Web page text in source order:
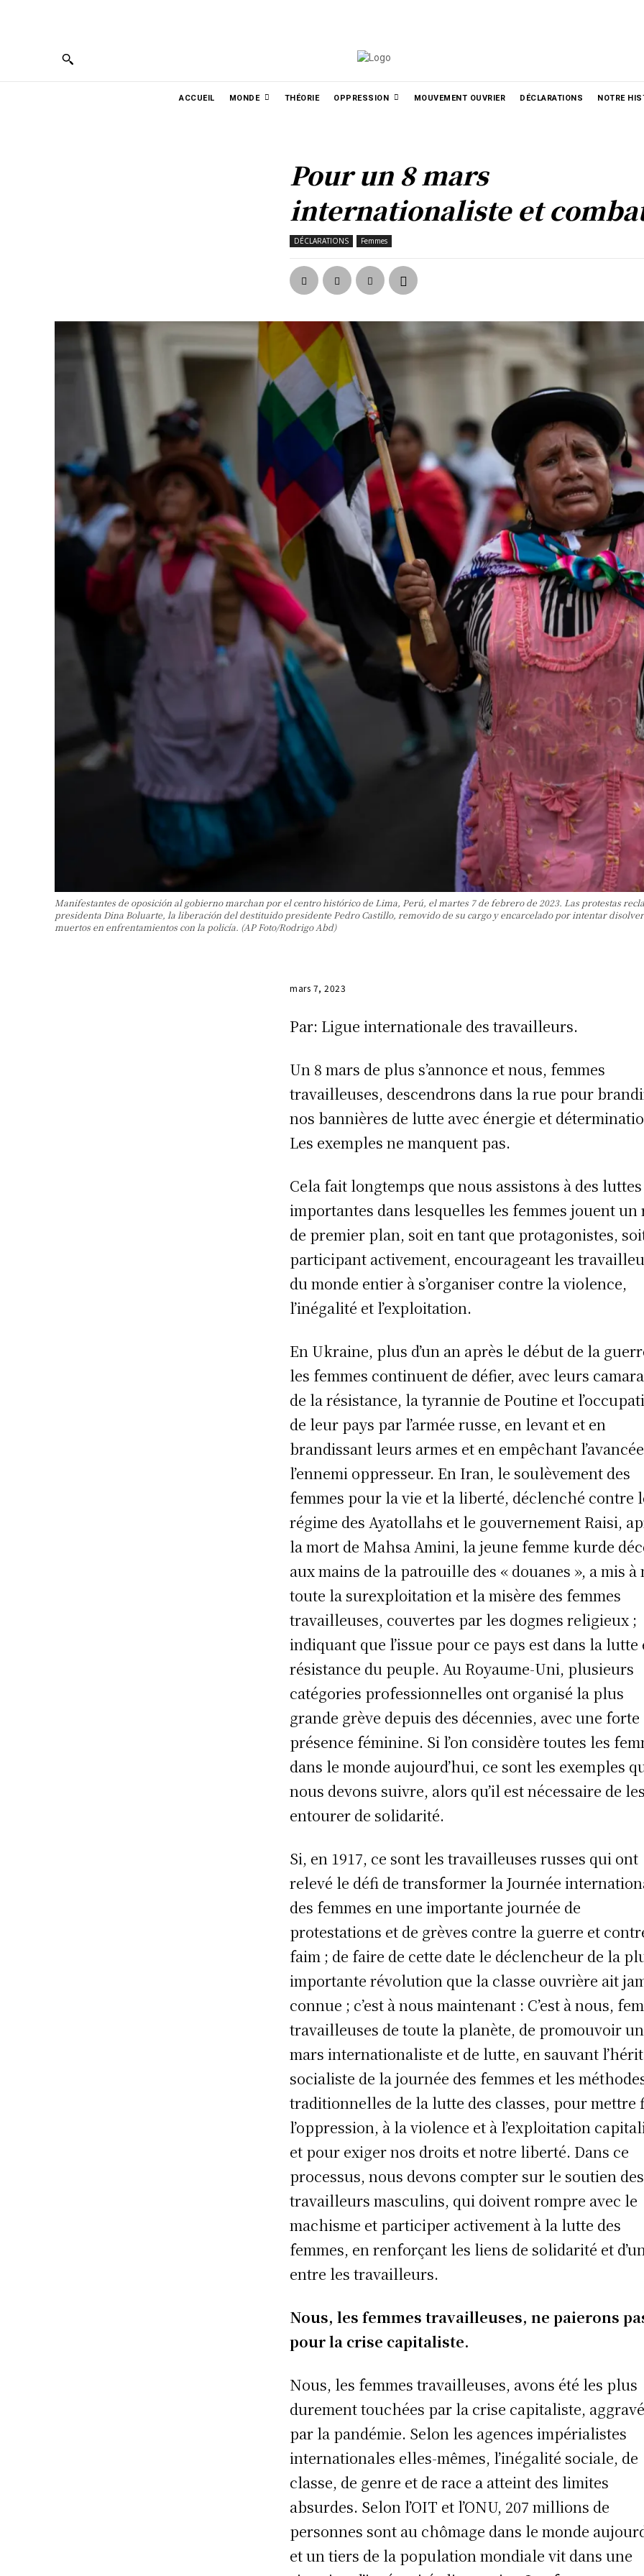
ACCUEIL MONDE THÉORIE OPPRESSION MOUVEMENT OUVRIER DÉCLARATIONS NOTRE
Pour un 8 mars
internationaliste et
DÉCLARATIONS Femmes
Manifestantes de oposición al gobierno marchan por el centro histórico de Lima, Perú, el martes 7 de febrero de 2023. Las protestas
presidenta Dina Boluarte, la liberación del destituido presidente Pedro Castillo, removido de su cargo y encarcelado por intentar
muertos en enfrentamientos con la policía. (AP Foto/Rodrigo Abd)
mars 7, 2023
Par: Ligue internationale des travailleurs.
Un 8 mars de plus s’annonce et nous, femmes
travailleuses, descendrons dans la rue pour
nos bannières de lutte avec énergie et
Les exemples ne manquent pas.
Cela fait longtemps que nous assistons à des luttes
importantes dans lesquelles les femmes jouent un
de premier plan, soit en tant que protagonistes,
participant activement, encourageant les
du monde entier à s’organiser contre la violence,
l’inégalité et l’exploitation.
En Ukraine, plus d’un an après le début de la
les femmes continuent de défier, avec leurs
de la résistance, la tyrannie de Poutine et
de leur pays par l’armée russe, en levant et en
brandissant leurs armes et en empêchant
l’ennemi oppresseur. En Iran, le soulèvement des
femmes pour la vie et la liberté, déclenché contre
régime des Ayatollahs et le gouvernement Raisi,
la mort de Mahsa Amini, la jeune femme kurde
aux mains de la patrouille des « douanes », a mis à
toute la surexploitation et la misère des femmes
travailleuses, couvertes par les dogmes religieux ;
indiquant que l’issue pour ce pays est dans la lutte
résistance du peuple. Au Royaume-Uni, plusieurs
catégories professionnelles ont organisé la plus
grande grève depuis des décennies, avec une forte
présence féminine. Si l’on considère toutes les
dans le monde aujourd’hui, ce sont les exemples
nous devons suivre, alors qu’il est nécessaire de les
entourer de solidarité.
Si, en 1917, ce sont les travailleuses russes qui ont
relevé le défi de transformer la Journée
des femmes en une importante journée de
protestations et de grèves contre la guerre et
faim ; de faire de cette date le déclencheur de la
importante révolution que la classe ouvrière ait
connue ; c’est à nous maintenant : C’est à nous,
travailleuses de toute la planète, de promouvoir
mars internationaliste et de lutte, en sauvant
socialiste de la journée des femmes et les
traditionnelles de la lutte des classes, pour mettre
l’oppression, à la violence et à l’exploitation
et pour exiger nos droits et notre liberté. Dans ce
processus, nous devons compter sur le soutien des
travailleurs masculins, qui doivent rompre avec le
machisme et participer activement à la lutte des
femmes, en renforçant les liens de solidarité et
entre les travailleurs.
Nous, les femmes travailleuses, ne paierons
pour la crise capitaliste.
Nous, les femmes travailleuses, avons été les plus
durement touchées par la crise capitaliste,
par la pandémie. Selon les agences impérialistes
internationales elles-mêmes, l’inégalité sociale, de
classe, de genre et de race a atteint des limites
absurdes. Selon l’OIT et l’ONU, 207 millions de
personnes sont au chômage dans le monde
et un tiers de la population mondiale vit dans une